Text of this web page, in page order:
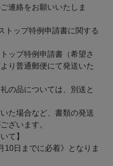
連絡をお願いいたしま
トップ特例申請書に関する
ップ特例申請書（希望さ
り普通郵便にて発送いた
の品については、別送と
た場合など、書類の発送
ざいます。
て】
10日までに必着》となりま